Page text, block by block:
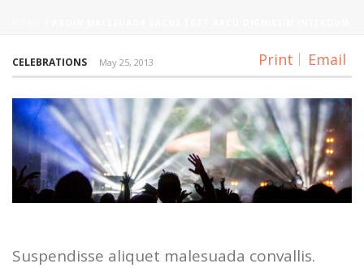
Print Email
CELEBRATIONS May 25, 2013
Suspendisse aliquet malesuada convallis.